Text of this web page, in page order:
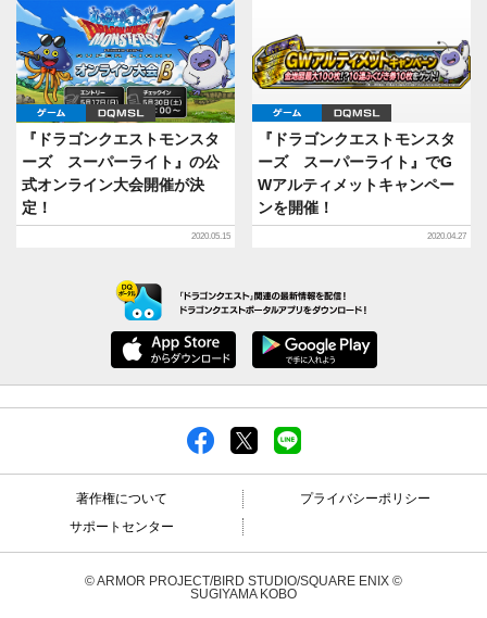
ゲーム DQMSL
『ドラゴンクエストモンスタ
ーズ スーパーライト』の公
式オンライン大会開催が決
定！
2020.05.15
ゲーム
『ドラゴンクエストモンスタ
ーズ スーパーライト』でG
Wアルティメットキャンペー
ンを開催！
2020.04.27
著作権について
プライバシーポリシー
サポートセンター
© ARMOR PROJECT/BIRD STUDIO/SQUARE ENIX ©
SUGIYAMA KOBO